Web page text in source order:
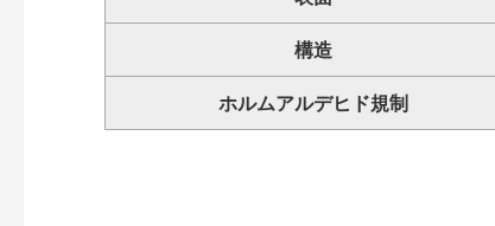
構造
ホルムアルデヒド規制